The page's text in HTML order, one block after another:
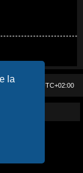
la
UTC+02:00